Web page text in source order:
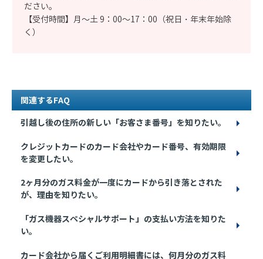
ださい。
【受付時間】月～土 9：00～17：00（祝日・年末年始除
く）
関連するFAQ
引越し後の住所の新しい「お客さま番号」を知りたい。
クレジットカードのカード会社やカード番号、有効期限
を変更したい。
2ヶ月分のガス料金が一度にカードから引き落とされた
が、理由を知りたい。
「ガス機器スペシャルサポート」の支払い方法を知りた
い。
カード会社から届くご利用明細書には、何月分のガス料